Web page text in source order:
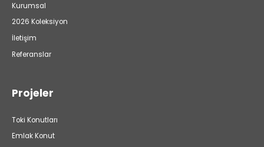
Kurumsal
2026 Koleksiyon
İletişim
Referanslar
Projeler
Toki Konutları
Emlak Konut